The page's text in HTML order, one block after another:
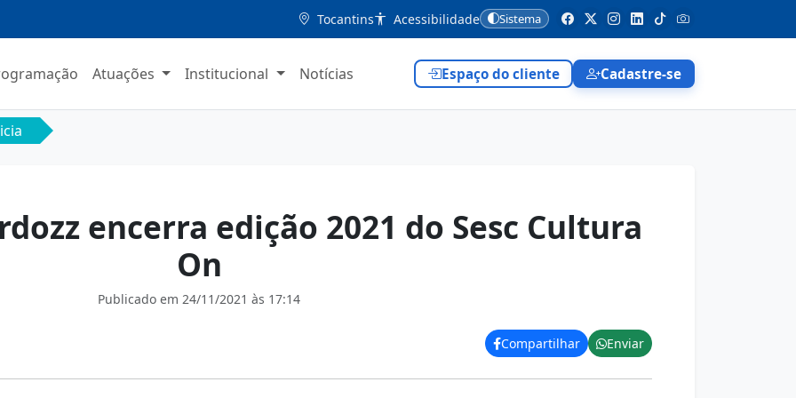
Tocantins Acessibilidade Sistema
Atuações Institucional Notícias Espaço do cliente Cadastre-se
encerra edição 2021 do Sesc Cultura
On
Publicado em 24/11/2021 às 17:14
Compartilhar Enviar